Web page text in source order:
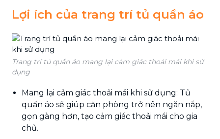
Lợi ích của trang trí tủ quần áo
Trang trí tủ quần áo mang lại cảm giác thoải mái khi sử
dụng
Mang lại cảm giác thoải mái khi sử dụng: Tủ
quần áo sẽ giúp căn phòng trở nên ngăn nắp,
gọn gàng hơn, tạo cảm giác thoải mái cho gia
chủ.